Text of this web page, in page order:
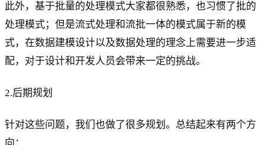
此外，基于批量的处理模式大家都很熟悉，也习惯了批的
处理模式；但是流式处理和流批一体的模式属于新的模
式，在数据建模设计以及数据处理的理念上需要进一步适
配，对于设计和开发人员会带来一定的挑战。
2.后期规划
针对这些问题，我们也做了很多规划。总结起来有两个方